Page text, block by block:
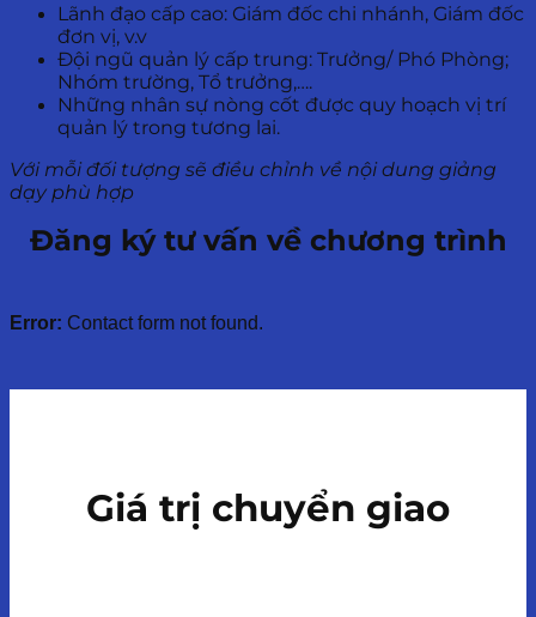
Lãnh đạo cấp cao: Giám đốc chi nhánh, Giám đốc
đơn vị, v.v
Đội ngũ quản lý cấp trung: Trưởng/ Phó Phòng;
Nhóm trường, Tổ trưởng,….
Những nhân sự nòng cốt được quy hoạch vị trí
quản lý trong tương lai.
Với mỗi đối tượng sẽ điều chỉnh về nội dung giảng
dạy phù hợp
Đăng ký tư vấn về chương trình
Error: Contact form not found.
Giá trị chuyển giao